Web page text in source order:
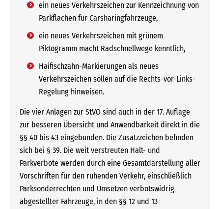
ein neues Verkehrszeichen zur Kennzeichnung von
Parkflächen für Carsharingfahrzeuge,
ein neues Verkehrszeichen mit grünem
Piktogramm macht Radschnellwege kenntlich,
Haifischzahn-Markierungen als neues
Verkehrszeichen sollen auf die Rechts-vor-Links-
Regelung hinweisen.
Die vier Anlagen zur StVO sind auch in der 17. Auflage
zur besseren Übersicht und Anwendbarkeit direkt in die
§§ 40 bis 43 eingebunden. Die Zusatzzeichen befinden
sich bei § 39. Die weit verstreuten Halt- und
Parkverbote werden durch eine Gesamtdarstellung aller
Vorschriften für den ruhenden Verkehr, einschließlich
Parksonderrechten und Umsetzen verbotswidrig
abgestellter Fahrzeuge, in den §§ 12 und 13